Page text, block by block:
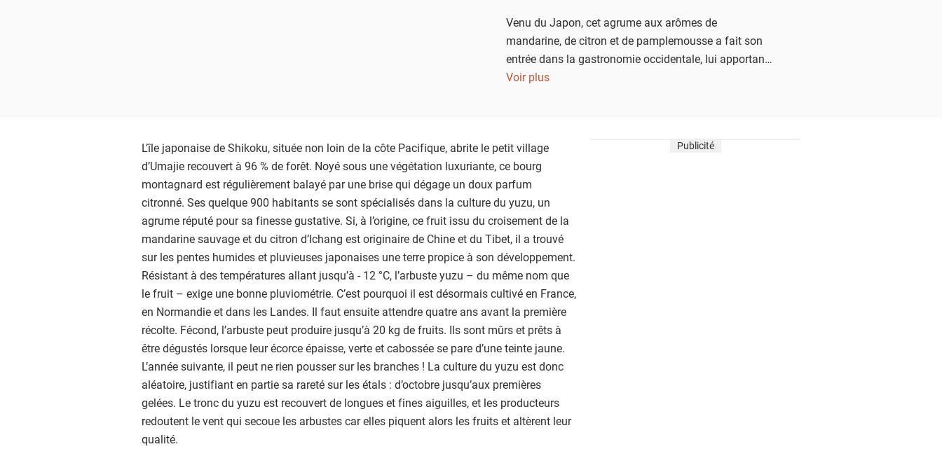
Venu du Japon, cet agrume aux arômes de
mandarine, de citron et de pamplemousse a fait son
entrée dans la gastronomie occidentale, lui apportant
toute la délicatesse de la cuisine nippone. N’hésitez
Voir plus
L’île japonaise de Shikoku, située non loin de la côte Pacifique, abrite le petit village
d’Umajie recouvert à 96 % de forêt. Noyé sous une végétation luxuriante, ce bourg
montagnard est régulièrement balayé par une brise qui dégage un doux parfum
citronné. Ses quelque 900 habitants se sont spécialisés dans la culture du yuzu, un
agrume réputé pour sa finesse gustative. Si, à l’origine, ce fruit issu du croisement de la
mandarine sauvage et du citron d’Ichang est originaire de Chine et du Tibet, il a trouvé
sur les pentes humides et pluvieuses japonaises une terre propice à son développement.
Résistant à des températures allant jusqu’à - 12 °C, l’arbuste yuzu – du même nom que
le fruit – exige une bonne pluviométrie. C’est pourquoi il est désormais cultivé en France,
en Normandie et dans les Landes. Il faut ensuite attendre quatre ans avant la première
récolte. Fécond, l’arbuste peut produire jusqu’à 20 kg de fruits. Ils sont mûrs et prêts à
être dégustés lorsque leur écorce épaisse, verte et cabossée se pare d’une teinte jaune.
L’année suivante, il peut ne rien pousser sur les branches ! La culture du yuzu est donc
aléatoire, justifiant en partie sa rareté sur les étals : d’octobre jusqu’aux premières
gelées. Le tronc du yuzu est recouvert de longues et fines aiguilles, et les producteurs
redoutent le vent qui secoue les arbustes car elles piquent alors les fruits et altèrent leur
qualité.
Publicité